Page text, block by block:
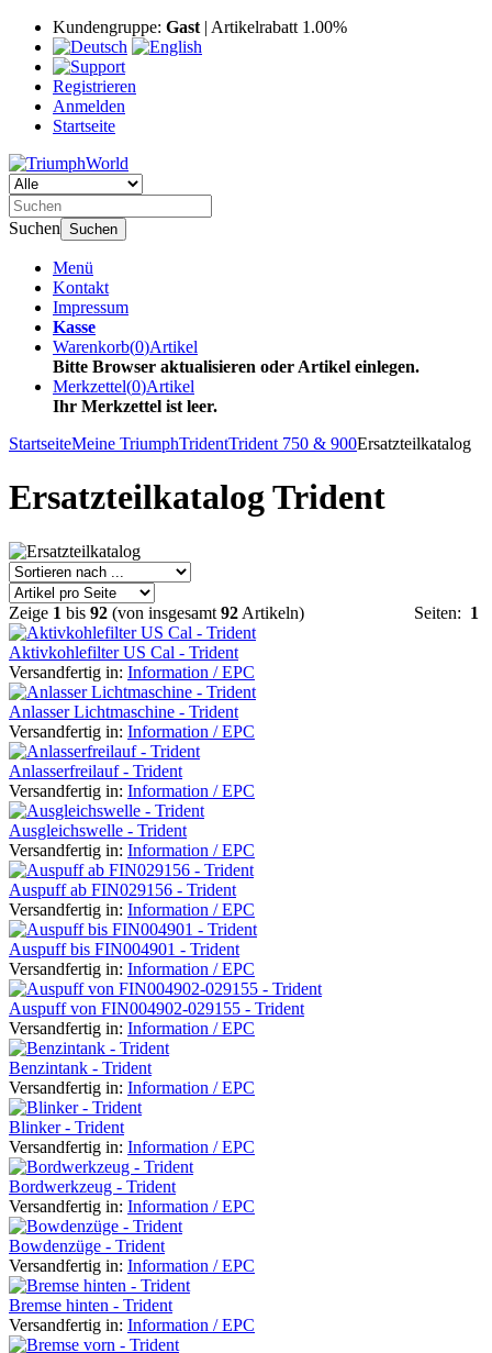
Kundengruppe: Gast | Artikelrabatt 1.00%
Registrieren
Anmelden
Startseite
Suchen Suchen
Menü
Kontakt
Impressum
Kasse
Warenkorb(0)Artikel
Bitte Browser aktualisieren oder Artikel einlegen.
Merkzettel(0)Artikel
Ihr Merkzettel ist leer.
StartseiteMeine TriumphTridentTrident 750 & 900Ersatzteilkatalog
Ersatzteilkatalog Trident
Zeige 1 bis 92 (von insgesamt 92 Artikeln) Seiten: 1
Aktivkohlefilter US Cal - Trident
Versandfertig in: Information / EPC
Anlasser Lichtmaschine - Trident
Versandfertig in: Information / EPC
Anlasserfreilauf - Trident
Versandfertig in: Information / EPC
Ausgleichswelle - Trident
Versandfertig in: Information / EPC
Auspuff ab FIN029156 - Trident
Versandfertig in: Information / EPC
Auspuff bis FIN004901 - Trident
Versandfertig in: Information / EPC
Auspuff von FIN004902-029155 - Trident
Versandfertig in: Information / EPC
Benzintank - Trident
Versandfertig in: Information / EPC
Blinker - Trident
Versandfertig in: Information / EPC
Bordwerkzeug - Trident
Versandfertig in: Information / EPC
Bowdenzüge - Trident
Versandfertig in: Information / EPC
Bremse hinten - Trident
Versandfertig in: Information / EPC